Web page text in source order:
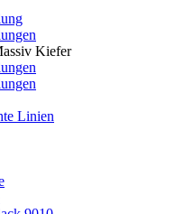
Kiefer
Linien